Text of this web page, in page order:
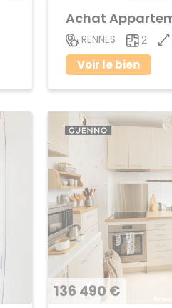
RENNES 2
Voir le bien
136 490 €